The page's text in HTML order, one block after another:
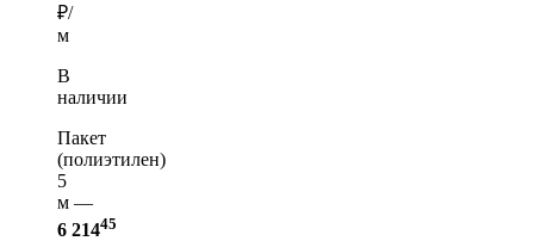
₽/
м
В
наличии
Пакет
(полиэтилен)
5
м —
6 21445